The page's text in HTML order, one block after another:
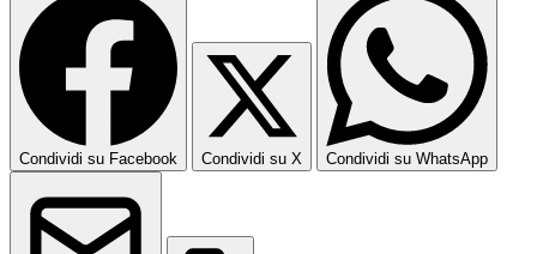
Condividi su Facebook Condividi su X Condividi su WhatsApp